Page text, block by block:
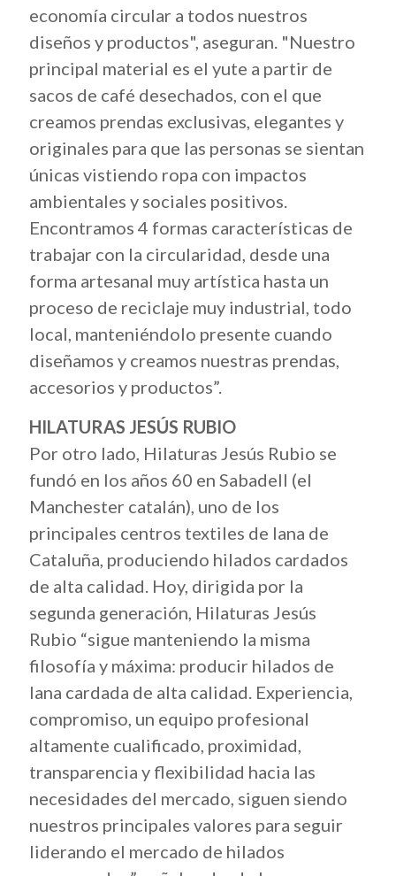
economía circular a todos nuestros
diseños y productos", aseguran. "Nuestro
principal material es el yute a partir de
sacos de café desechados, con el que
creamos prendas exclusivas, elegantes y
originales para que las personas se sientan
únicas vistiendo ropa con impactos
ambientales y sociales positivos.
Encontramos 4 formas características de
trabajar con la circularidad, desde una
forma artesanal muy artística hasta un
proceso de reciclaje muy industrial, todo
local, manteniéndolo presente cuando
diseñamos y creamos nuestras prendas,
accesorios y productos”.
HILATURAS JESÚS RUBIO
Por otro lado, Hilaturas Jesús Rubio se
fundó en los años 60 en Sabadell (el
Manchester catalán), uno de los
principales centros textiles de lana de
Cataluña, produciendo hilados cardados
de alta calidad. Hoy, dirigida por la
segunda generación, Hilaturas Jesús
Rubio “sigue manteniendo la misma
filosofía y máxima: producir hilados de
lana cardada de alta calidad. Experiencia,
compromiso, un equipo profesional
altamente cualificado, proximidad,
transparencia y flexibilidad hacia las
necesidades del mercado, siguen siendo
nuestros principales valores para seguir
liderando el mercado de hilados